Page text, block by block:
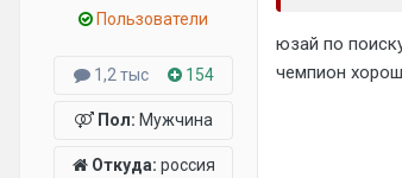
Пользователи
1,2 тыс 154
Пол: Мужчина
Откуда: россия
юзай по
чемпион